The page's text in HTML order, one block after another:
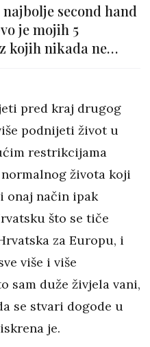
second hand
je mojih 5
kojih nikada ne
pred kraj drugog
podnijeti život u
restrikcijama
života koji
onaj način ipak
što se tiče
za Europu, i
više i više
sam duže živjela vani,
se stvari dogode u
je.